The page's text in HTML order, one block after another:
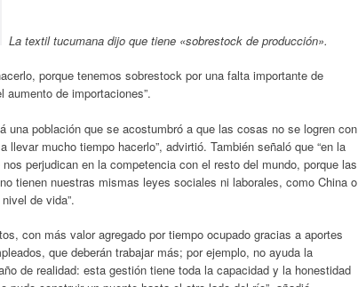
La textil tucumana dijo que tiene «sobrestock de producción».
porque tenemos sobrestock por una falta importante de
de importaciones”.
una población que se acostumbró a que las cosas no se logren con
mucho tiempo hacerlo”, advirtió. También señaló que “en la
perjudican en la competencia con el resto del mundo, porque las
tienen nuestras mismas leyes sociales ni laborales, como China o
de vida”.
con más valor agregado por tiempo ocupado gracias a aportes
que deberán trabajar más; por ejemplo, no ayuda la
de realidad: esta gestión tiene toda la capacidad y la honestidad